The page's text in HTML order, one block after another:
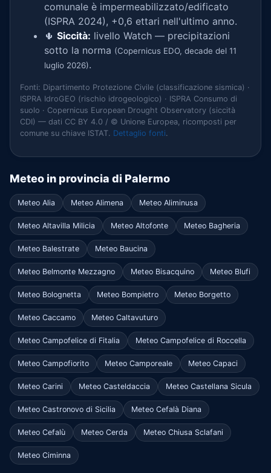
comunale è impermeabilizzato/edificato
(ISPRA 2024), +0,6 ettari nell'ultimo anno.
🌵 Siccità: livello Watch — precipitazioni
sotto la norma (Copernicus EDO, decade del 11
luglio 2026).
Fonti: Dipartimento Protezione Civile (classificazione sismica) ·
ISPRA IdroGEO (rischio idrogeologico) · ISPRA Consumo di
suolo · Copernicus European Drought Observatory (siccità
CDI) — dati CC BY 4.0 / © Unione Europea, ricomposti per
comune su chiave ISTAT. Dettaglio fonti.
Meteo in provincia di Palermo
Meteo Alia Meteo Alimena Meteo Aliminusa
Meteo Altavilla Milicia Meteo Altofonte Meteo Bagheria
Meteo Balestrate Meteo Baucina
Meteo Belmonte Mezzagno Meteo Bisacquino Meteo Blufi
Meteo Bolognetta Meteo Bompietro Meteo Borgetto
Meteo Caccamo Meteo Caltavuturo
Meteo Campofelice di Fitalia Meteo Campofelice di Roccella
Meteo Campofiorito Meteo Camporeale Meteo Capaci
Meteo Carini Meteo Casteldaccia Meteo Castellana Sicula
Meteo Castronovo di Sicilia Meteo Cefalà Diana
Meteo Cefalù Meteo Cerda Meteo Chiusa Sclafani
Meteo Ciminna